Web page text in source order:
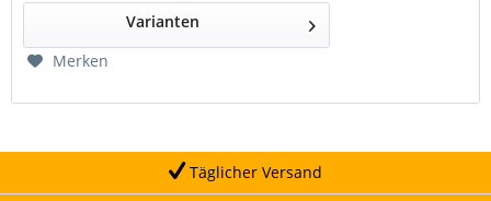
Varianten
Merken
Täglicher Versand